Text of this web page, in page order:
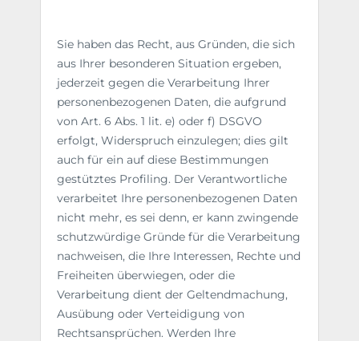
Sie haben das Recht, aus Gründen, die sich
aus Ihrer besonderen Situation ergeben,
jederzeit gegen die Verarbeitung Ihrer
personenbezogenen Daten, die aufgrund
von Art. 6 Abs. 1 lit. e) oder f) DSGVO
erfolgt, Widerspruch einzulegen; dies gilt
auch für ein auf diese Bestimmungen
gestütztes Profiling. Der Verantwortliche
verarbeitet Ihre personenbezogenen Daten
nicht mehr, es sei denn, er kann zwingende
schutzwürdige Gründe für die Verarbeitung
nachweisen, die Ihre Interessen, Rechte und
Freiheiten überwiegen, oder die
Verarbeitung dient der Geltendmachung,
Ausübung oder Verteidigung von
Rechtsansprüchen. Werden Ihre